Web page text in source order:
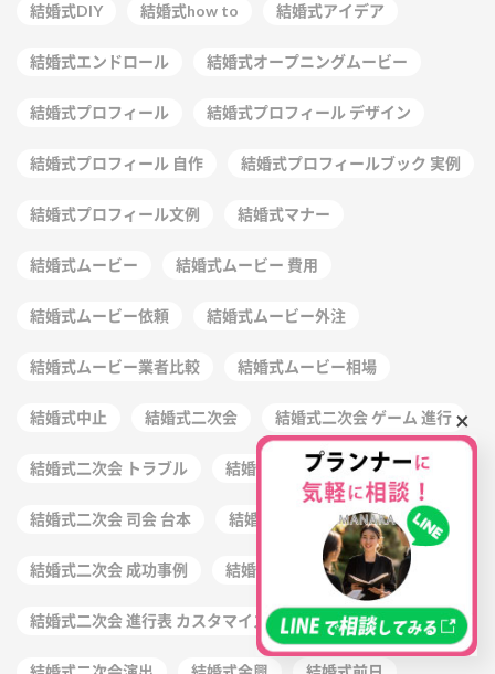
結婚式DIY 結婚式how to 結婚式アイデア
結婚式エンドロール 結婚式オープニングムービー
結婚式プロフィール 結婚式プロフィール デザイン
結婚式プロフィール 自作 結婚式プロフィールブック 実例
結婚式プロフィール文例 結婚式マナー
結婚式ムービー 結婚式ムービー 費用
結婚式ムービー依頼 結婚式ムービー外注
結婚式ムービー業者比較 結婚式ムービー相場
結婚式中止 結婚式二次会 結婚式二次会 ゲーム 進行
結婚式二次会 トラブル 結婚式二次会 台本 作り方
結婚式二次会 司会 台本 結婚式二次会 幹事 注意点
結婚式二次会 成功事例 結婚式二次会 準備
結婚式二次会 進行表 カスタマイズ 結婚式二次会らしさ
×